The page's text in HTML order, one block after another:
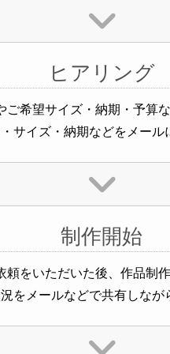
ヒアリング
ご希望サイズ・納期・予算
サイズ・納期などをメール
制作開始
頼をいただいた後、作品制
をメールなどで共有しなが